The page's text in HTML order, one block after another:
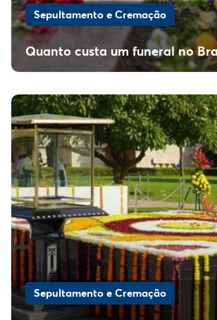
Sepultamento e Cremação
Quanto custa um funeral no
Sepultamento e Cremação